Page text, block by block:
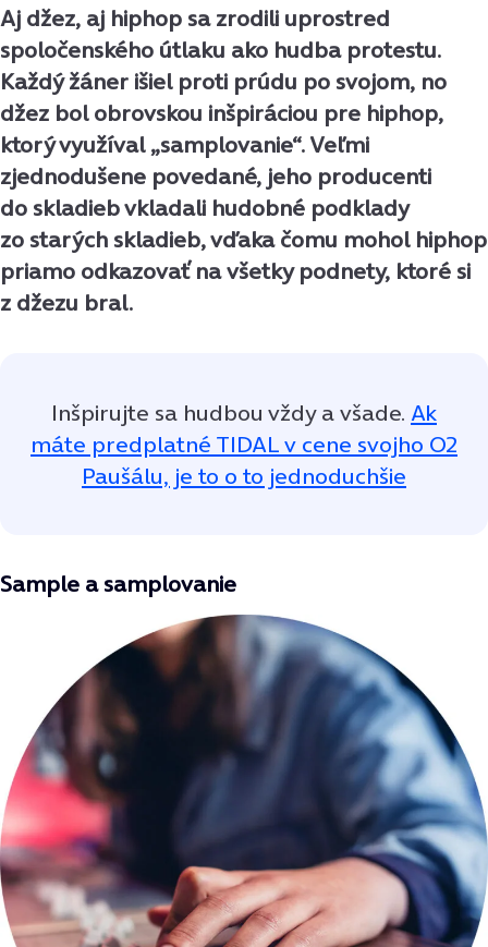
Aj džez, aj hiphop sa zrodili uprostred
spoločenského útlaku ako hudba protestu.
Každý žáner išiel proti prúdu po svojom, no
džez bol obrovskou inšpiráciou pre hiphop,
ktorý využíval „samplovanie“. Veľmi
zjednodušene povedané, jeho producenti
do skladieb vkladali hudobné podklady
zo starých skladieb, vďaka čomu mohol hiphop
priamo odkazovať na všetky podnety, ktoré si
z džezu bral.
Inšpirujte sa hudbou vždy a všade. Ak
máte predplatné TIDAL v cene svojho O2
Paušálu, je to o to jednoduchšie
Sample a samplovanie